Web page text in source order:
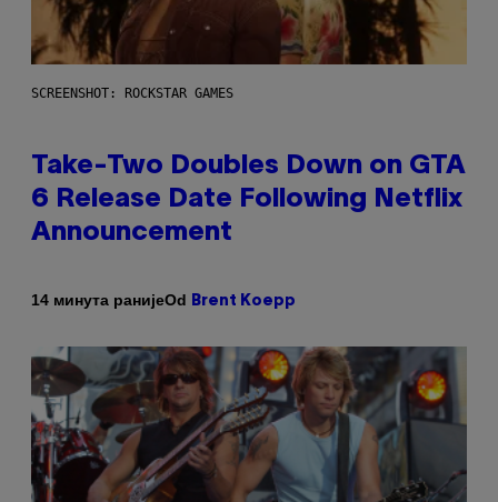
SCREENSHOT: ROCKSTAR GAMES
Take-Two Doubles Down on GTA
6 Release Date Following Netflix
Announcement
14 минута ранијеOd Brent Koepp